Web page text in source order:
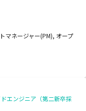
マネージャー(PM), オープ
エンジニア（第二新卒採